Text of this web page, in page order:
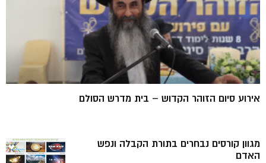
אירוע סיום הזוהר הקדוש – בית מדרש הסולם
מגוון קורסים נבחרים בתורת הקבלה ונפש
האדם